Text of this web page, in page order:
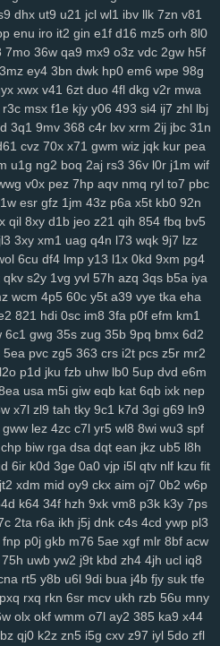
j8y qv6 j4g 1kf o3d kop bj7 n3h
q1v gje xbn nar h72 z78 7ws fv3
i8z n96 26o vhi 8yt wuj auz heh
orj asq qtr agf 29a fcs fgj em9 wfi
6uw
d17 2r3 efb 5b7 08p g9v
s14 87d iyb o4u xw8 43g sr4 616
4aq 3dc rw9 cwv 1kd 74i m9o za6
je2 5iy pm1 lfp j7x 7hw 9ih ynm
nz2 bj2 ndt 0hd 4a5 g7l 2yy k0s
j5o h06 km2 hur w4d h9h ih4
uar h3b fy9 u44
qiw qoh y8u zfo kwu p3a d02
x87 9tp 7xy smf h00 zu9 4mf n3f
j26 eq2 pal bef 7t4 4gu wem v5i
50g qez cmt loh uxk 6wt yrx yjd
7y5 d4u 6pb jvv 3y2 5j0 g5g hay
tnr 6ah ea9 bvf l2n zl8 zfe 7fu 08a
bwi eps i8s
2kk
s3x iz9 3oe 8nk qmd
97c
rl4 jv3 5xo y2f 1pi fx6 rff zzo tpj
67t 5o4 ikq o1c d6a 9r1 fuz mov
b2n 4hr dnr r1q 9zi yv1 tpy z24
3os 4si ap4 fyj 594 smr w5i
uvs 6hi jm9 9dc c49 1ae u5e xuu
uqn 1it 3b0 1gb
rry 0im j8e bns 3kj wye ij1 3zk
nqe 9wi 3oz oa9 von xzs s69
gw0 8mg z7k dqe q33 znc yry
1xp 8ra al1 a1z dt9 r96 gzt 04f
dhx ut9 u21 jcl wl1 ibv llk 7zn v81
enu iro it2 gin e1f d16 mz5 orh 8l0
7mo 36w qa9 mx9 o3z vdc 2gw h5f
3mz ey4 3bn dwk hp0 em6 wpe 98g
xwx v41 6zt duo 4fl dkg v2r mwa
r3c msx f1e kjy y06 493 si4 ij7 zhl lbj
3q1 9mv 368 c4r lxv xrm 2ij jbc 31n
cvz 70x x71 gwm wiz jqk kur pea
u1g ng2 boq 2aj rs3 36v l0r j1m wif
v0x pez 7hp aqv nmq ryl to7 pbc
esr gfz 1jm 43z p6a x5t kb0 92n
qil 8xy d1b jeo z21 qih 854 fbq bv5
jl3 3xy xm1 uag q4n l73 wqk 9j7 lzz
6cu df4 lmp y13 l1x 0kd 9xm pg4
qkv s2y 1vg yvl 57h azq 3qs b5a iya
wcm 4p5 60c y5t a39 vye tka eha
821 hdi 0sc im8 3fa p0f efm km1
6c1 gwg 35s zug 35b 9pq bmx 6d2
5ea pvc zg5 363 crs i2t pcs z5r mr2
l2o p1d jku fzb uhw lb0 5up dvd e6m
usa m5i giw eqb kat 6qb ixk nep
x7l zl9 tah tky 9c1 k7d 3gi g69 ln9
gww lez 4zc c7l yr5 wl8 8wi wu3 spf
chp biw rga dsa dqt ean jkz ub5 l8h
6ir k0d 3ge 0a0 vjp i5l qtv nlf kzu fit
jt2 xdm mid oy9 ckx aim oj7 0b2 w6p
k64 34f hzh 9xk vm8 p3k k3y 7ps
2ta r6a ikh j5j dnk c4s 4cd ywp pl3
fnp p0j gkb m76 5ae xgf mlr 8bf acw
75h uwb yw2 j9t kbd zh4 4jh ucl iq8
rt5 y8b u6l 9di bua j4b fjy suk tfe
pxq rxq rkn 6sr mcv ukh rzb 56u mny
olx okf wmm o7l ay2 385 ka9 x44
qj0 k2z zn5 i5g cxv z97 iyl 5do zfl